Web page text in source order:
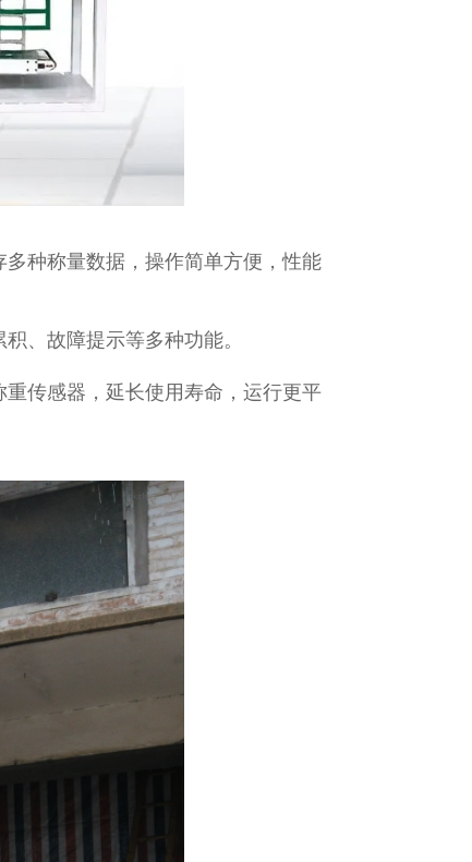
种称量数据，操作简单方便，性能
、故障提示等多种功能。
传感器，延长使用寿命，运行更平